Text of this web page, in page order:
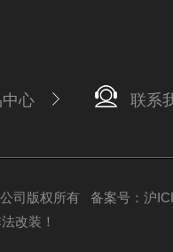
心 联系
司版权所有 备案号：沪
改装！